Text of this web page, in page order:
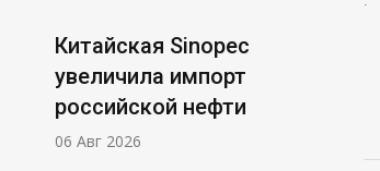
Китайская Sinopec
увеличила импорт
российской нефти
06 Авг 2026